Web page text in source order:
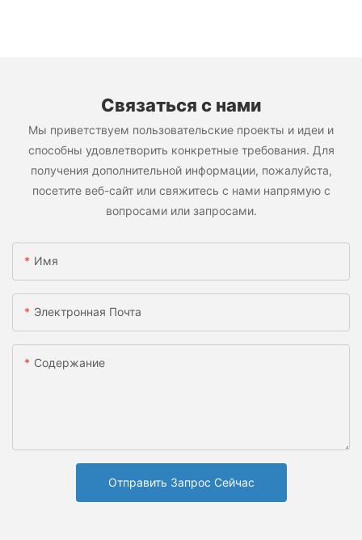
Связаться с нами
Мы приветствуем пользовательские проекты и идеи и
способны удовлетворить конкретные требования. Для
получения дополнительной информации, пожалуйста,
посетите веб-сайт или свяжитесь с нами напрямую с
вопросами или запросами.
Имя
Электронная Почта
Содержание
Отправить Запрос Сейчас